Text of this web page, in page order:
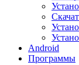
Android
Программы